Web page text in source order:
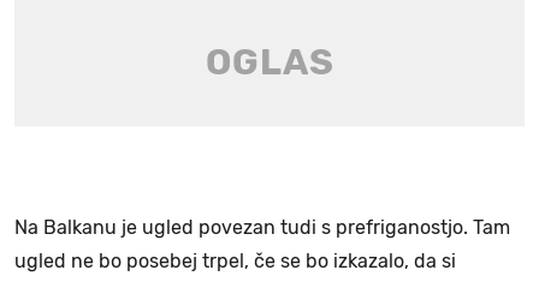
Na Balkanu je ugled povezan tudi s prefriganostjo. Tam
ugled ne bo posebej trpel, če se bo izkazalo, da si